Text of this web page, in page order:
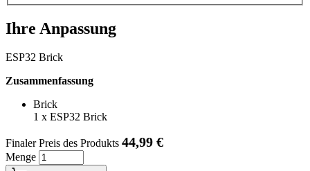
Ihre Anpassung
ESP32 Brick
Zusammenfassung
Brick
1 x ESP32 Brick
Finaler Preis des Produkts 44,99 €
Menge